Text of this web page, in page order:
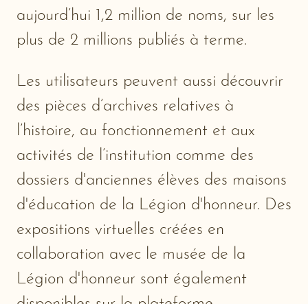
aujourd’hui 1,2 million de noms, sur les
plus de 2 millions publiés à terme.
Les utilisateurs peuvent aussi découvrir
des pièces d’archives relatives à
l’histoire, au fonctionnement et aux
activités de l’institution comme des
dossiers d'anciennes élèves des maisons
d'éducation de la Légion d'honneur. Des
expositions virtuelles créées en
collaboration avec le musée de la
Légion d'honneur sont également